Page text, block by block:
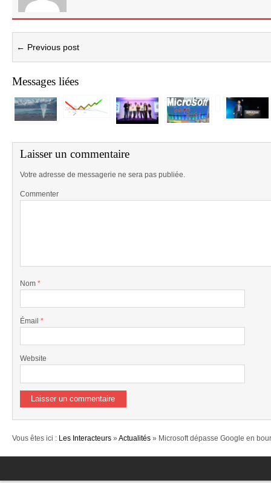
← Previous post
Messages liées
Laisser un commentaire
Votre adresse de messagerie ne sera pas publiée.
Commenter
Nom *
Émail *
Website
Vous êtes ici : Les Interacteurs » Actualités » Microsoft dépasse Google en